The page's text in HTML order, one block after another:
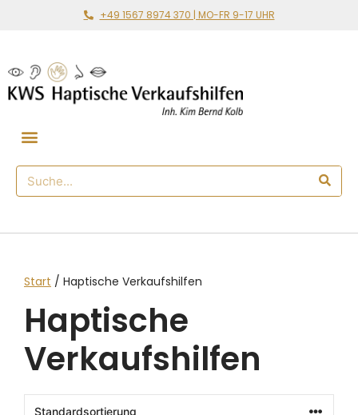
+49 1567 8974 370 | MO-FR 9-17 UHR
Start / Haptische Verkaufshilfen
Haptische
Verkaufshilfen